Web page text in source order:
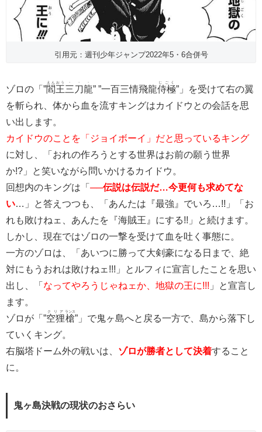
引用元：週刊少年ジャンプ2022年5・6合併号
ゾロの「”閻王
えんおう
三刀龍
・・・
” ”一百三情飛龍侍極
じごく
”」を受けて右の翼
を斬られ、体から血を流すキングはカイドウとの会話を思
い出します。
カイドウのことを「ジョイボーイ」だと思っているキング
に対し、「おれの作ろうとする世界はお前の願う世界
か!?」と笑いながら問いかけるカイドウ。
回想内のキングは「 ──伝説は伝説だ…今更何も求めてな
い…」と答えつつも、「あんたは『最強』でいろ…!!」「お
れも敗けねェ、あんたを『海賊王』にする!!」と続けます。
しかし、現在ではゾロの一撃を受けて血を吐く事態に。
一方のゾロは、「あいつに勝って大剣豪になる日まで、絶
対にもうおれは敗けねェ!!!」とルフィに宣言したことを思い
出し、「 なってやろうじゃねェか、地獄の王に!!! 」と宣言し
ます。
ゾロが「”空狸
クリア
槍
ランス
”」で鬼ヶ島へと戻る一方で、島から落下し
ていくキング。
右脳塔ドーム外の戦いは、 ゾロが勝者として決着すること
に。
鬼ヶ島決戦の現状のおさらい